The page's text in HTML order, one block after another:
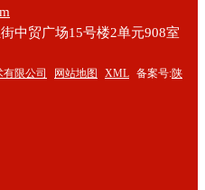
中贸广场15号楼2单元908室
限公司 网站地图 XML 备案号:陕